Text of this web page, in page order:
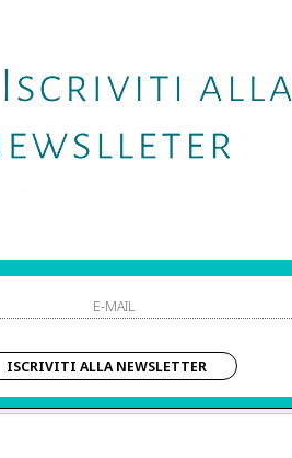
ED ACCETTATO LE CONDIZIONI SULLA PRIVACY.
Pagamenti
ISCRIVITI ALLA NEWSLETTER